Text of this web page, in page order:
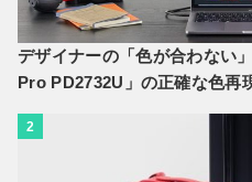
デザイナーの「色が合わない
Pro PD2732U」の正確な色再
2